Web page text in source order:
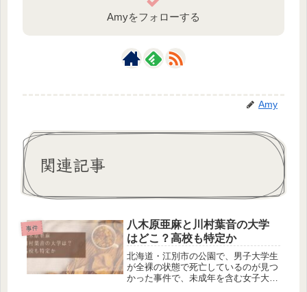
Amyをフォローする
Amy
関連記事
事件
八木原亜麻と川村葉音の大学
はどこ？高校も特定か
北海道・江別市の公園で、男子大学生
が全裸の状態で死亡しているのが見つ
かった事件で、未成年を含む女子大学